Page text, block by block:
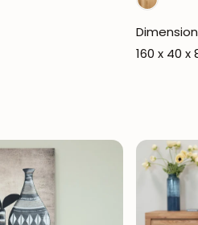
160 x 40 x